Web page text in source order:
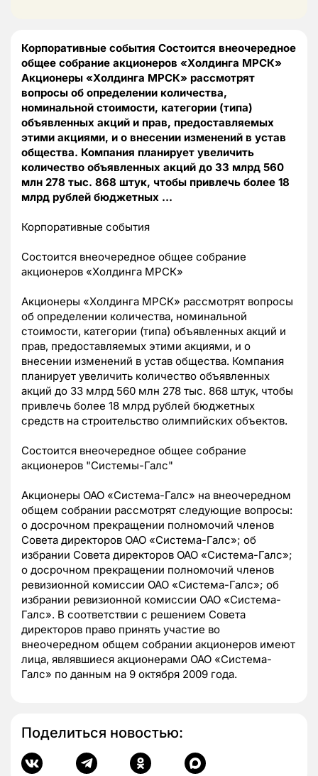
Корпоративные события Состоится внеочередное
общее собрание акционеров «Холдинга МРСК»
Акционеры «Холдинга МРСК» рассмотрят
вопросы об определении количества,
номинальной стоимости, категории (типа)
объявленных акций и прав, предоставляемых
этими акциями, и о внесении изменений в устав
общества. Компания планирует увеличить
количество объявленных акций до 33 млрд 560
млн 278 тыс. 868 штук, чтобы привлечь более 18
млрд рублей бюджетных …
Корпоративные события
Состоится внеочередное общее собрание
акционеров «Холдинга МРСК»
Акционеры «Холдинга МРСК» рассмотрят вопросы
об определении количества, номинальной
стоимости, категории (типа) объявленных акций и
прав, предоставляемых этими акциями, и о
внесении изменений в устав общества. Компания
планирует увеличить количество объявленных
акций до 33 млрд 560 млн 278 тыс. 868 штук, чтобы
привлечь более 18 млрд рублей бюджетных
средств на строительство олимпийских объектов.
Состоится внеочередное общее собрание
акционеров "Системы-Галс"
Акционеры ОАО «Система-Галс» на внеочередном
общем собрании рассмотрят следующие вопросы:
о досрочном прекращении полномочий членов
Совета директоров ОАО «Система-Галс»; об
избрании Совета директоров ОАО «Система-Галс»;
о досрочном прекращении полномочий членов
ревизионной комиссии ОАО «Система-Галс»; об
избрании ревизионной комиссии ОАО «Система-
Галс». В соответствии с решением Совета
директоров право принять участие во
внеочередном общем собрании акционеров имеют
лица, являвшиеся акционерами ОАО «Система-
Галс» по данным на 9 октября 2009 года.
Поделиться новостью: